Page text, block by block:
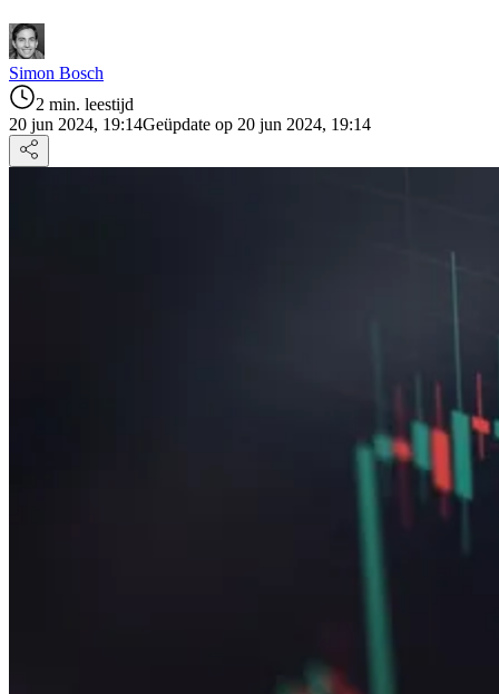
Simon Bosch
2 min. leestijd
20 jun 2024, 19:14Geüpdate op 20 jun 2024, 19:14